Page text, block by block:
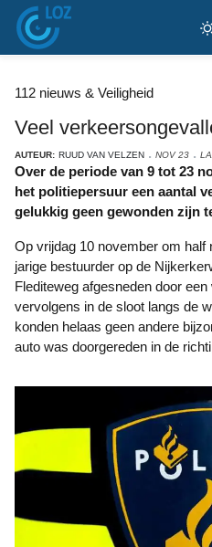
112 nieuws & Veiligheid
Veel
AUTEUR: RUUD VAN VELZEN NOV 23
Over de periode van 9 tot 23 november meldde de politie op
het politiepersuur een aantal
gelukkig geen gewonden zijn
Op vrijdag 10 november om half negen ’s avonds werd een 18-
jarige bestuurder op de
Flediteweg afgesneden door
vervolgens in de sloot langs de
konden helaas geen andere
auto was doorgereden in de